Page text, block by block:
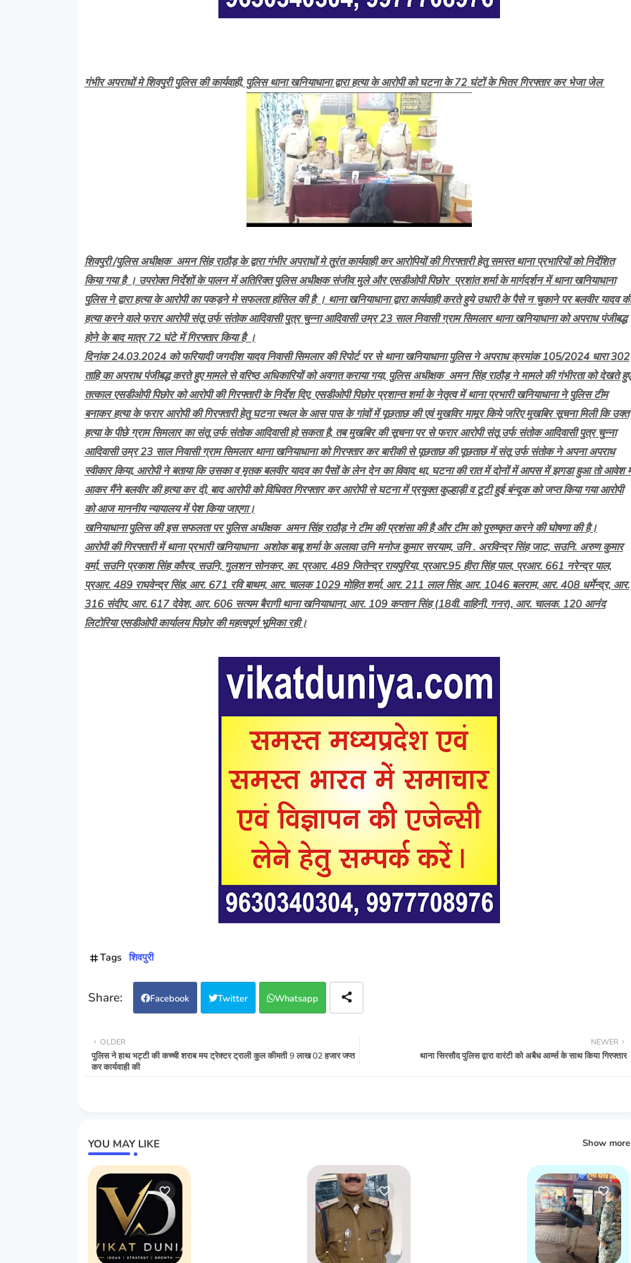
गंभीर अपराधों मे शिवपुरी पुलिस की कार्यवाही, पुलिस थाना खनियाधाना द्वारा हत्या के आरोपी को घटना के 72 घंटों के भितर गिरफ्तार कर भेजा जेल
शिवपुरी /पुलिस अधीक्षक अमन सिंह राठौड़ के द्वारा गंभीर अपराधों मे तुरंत कार्यवाही कर आरोपियों की गिरफ्तारी हेतु समस्त थाना प्रभारियों को निर्देशित
किया गया है । उपरोक्त निर्देशों के पालन में अतिरिक्त पुलिस अधीक्षक संजीव मुले और एसडीओपी पिछोर प्रशांत शर्मा के मार्गदर्शन में थाना खनियाधाना
पुलिस ने द्वारा हत्या के आरोपी का पकड़ने मे सफलता हांसिल की है । थाना खनियाधाना द्वारा कार्यवाही करते हुये उधारी के पैसे न चुकाने पर बलवीर यादव की
हत्या करने वाले फरार आरोपी संतू उर्फ संतोक आदिवासी पुत्र चुन्ना आदिवासी उम्र 23 साल निवासी ग्राम सिमलार थाना खनियाधाना को अपराध पंजीबद्ध
होने के बाद मात्र 72 घंटे में गिरफ्तार किया है ।
दिनांक 24.03.2024 को फरियादी जगदीश यादव निवासी सिमलार की रिपोर्ट पर से थाना खनियाधाना पुलिस ने अपराध क्रमांक 105/2024 धारा 302
ताहि का अपराध पंजीबद्ध करते हुए मामले से वरिष्ठ अधिकारियों को अवगत कराया गया, पुलिस अधीक्षक अमन सिंह राठौड़ ने मामले की गंभीरता को देखते हुए
तत्काल एसडीओपी पिछोर को आरोपी की गिरफ्तारी के निर्देश दिए, एसडीओपी पिछोर प्रशान्त शर्मा के नेतृत्व में थाना प्रभारी खनियाधाना ने पुलिस टीम
बनाकर हत्या के फरार आरोपी की गिरफ्तारी हेतु घटना स्थल के आस पास के गांवों में पूछताछ की एवं मुखविर मामूर किये जरिए मुखबिर सूचना मिली कि उक्त
हत्या के पीछे ग्राम सिमलार का संतू उर्फ संतोक आदिवासी हो सकता है, तब मुखबिर की सूचना पर से फरार आरोपी संतू उर्फ संतोक आदिवासी पुत्र चुन्ना
आदिवासी उम्र 23 साल निवासी ग्राम सिमलार थाना खनियाधाना को गिरफ्तार कर बारीकी से पूछताछ की पूछताछ में संतू उर्फ संतोक ने अपना अपराध
स्वीकार किया, आरोपी ने बताया कि उसका व मृतक बलवीर यादव का पैसों के लेन देन का विवाद था, घटना की रात में दोनों में आपस में झगडा हुआ तो आवेश
आकर मैंने बलवीर की हत्या कर दी, बाद आरोपी को विधिवत गिरफ्तार कर आरोपी से घटना में प्रयुक्त कुल्हाड़ी व टूटी हुई बंन्दूक को जप्त किया गया आरोपी
को आज माननीय न्यायालय में पेश किया जाएगा।
खनियाधाना पुलिस की इस सफलता पर पुलिस अधीक्षक अमन सिंह राठौड़ ने टीम की प्रशंसा की है और टीम को पुरुष्कृत करने की घोषणा की है।
आरोपी की गिरफ्तारी में थाना प्रभारी खनियाधाना अशोक बाबू शर्मा के अलावा उनि मनोज कुमार सरयाम, उनि . अरविन्द्र सिंह जाट, सउनि. अरुण कुमार
वर्मा, सउनि प्रकाश सिंह कौरव, सउनि, गुलशन सोनकर, का. प्रआर. 489 जितेन्द्र रायपुरिया, प्रआर.95 हीरा सिंह पाल, प्रआर. 661 नरेन्द्र पाल,
प्रआर. 489 राघवेन्द्र सिंह, आर. 671 रवि बाथम, आर. चालक 1029 मोहित शर्मा, आर. 211 लाल सिंह, आर. 1046 बलराम, आर. 408 धर्मेन्द्र, आर.
316 संदीप, आर. 617 देवेश, आर. 606 सत्यम बैरागी थाना खनियाधाना, आर. 109 कप्तान सिंह (18वी. वाहिनी, गनर), आर. चालक. 120 आनंद
लिटोरिया एसडीओपी कार्यालय पिछोर की महत्वपूर्ण भूमिका रही।
Tags शिवपुरी
Facebook Twitter Whatsapp
NEWER
थाना सिरसौद पुलिस द्वारा वारंटी को अबैध आर्म्स के साथ किया गिरफ्तार
OLDER
पुलिस ने हाथ भट्टी की कच्ची शराब मय ट्रेक्टर ट्राली कुल कीमती 9 लाख 02 हजार जप्त
कर कार्यवाही की
YOU MAY LIKE Show more